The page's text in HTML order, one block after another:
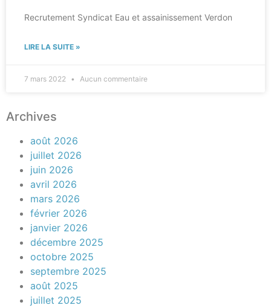
Recrutement Syndicat Eau et assainissement Verdon
LIRE LA SUITE »
7 mars 2022 Aucun commentaire
Archives
août 2026
juillet 2026
juin 2026
avril 2026
mars 2026
février 2026
janvier 2026
décembre 2025
octobre 2025
septembre 2025
août 2025
juillet 2025